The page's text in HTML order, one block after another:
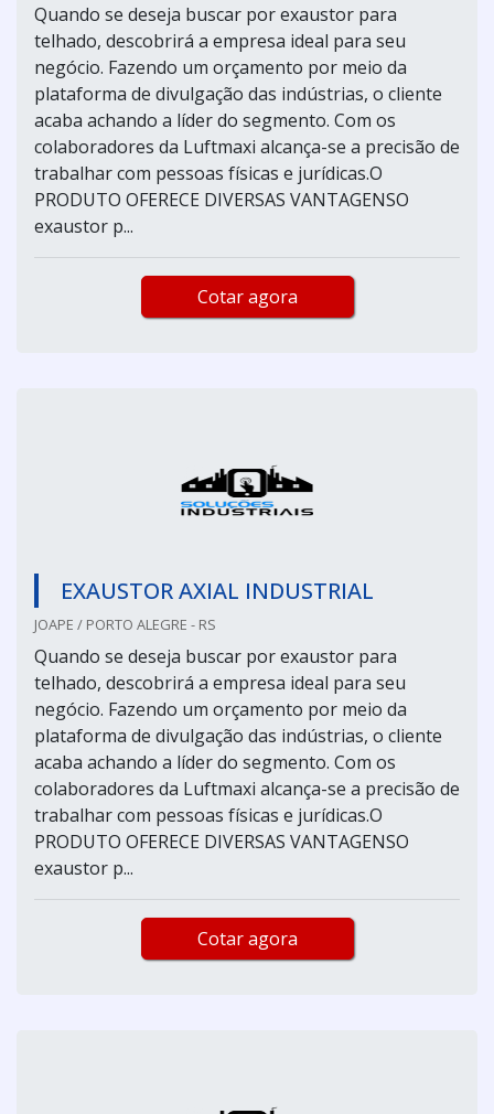
Quando se deseja buscar por exaustor para
telhado, descobrirá a empresa ideal para seu
negócio. Fazendo um orçamento por meio da
plataforma de divulgação das indústrias, o cliente
acaba achando a líder do segmento. Com os
colaboradores da Luftmaxi alcança-se a precisão de
trabalhar com pessoas físicas e jurídicas.O
PRODUTO OFERECE DIVERSAS VANTAGENSO
exaustor p...
Cotar agora
EXAUSTOR AXIAL INDUSTRIAL
JOAPE / PORTO ALEGRE - RS
Quando se deseja buscar por exaustor para
telhado, descobrirá a empresa ideal para seu
negócio. Fazendo um orçamento por meio da
plataforma de divulgação das indústrias, o cliente
acaba achando a líder do segmento. Com os
colaboradores da Luftmaxi alcança-se a precisão de
trabalhar com pessoas físicas e jurídicas.O
PRODUTO OFERECE DIVERSAS VANTAGENSO
exaustor p...
Cotar agora